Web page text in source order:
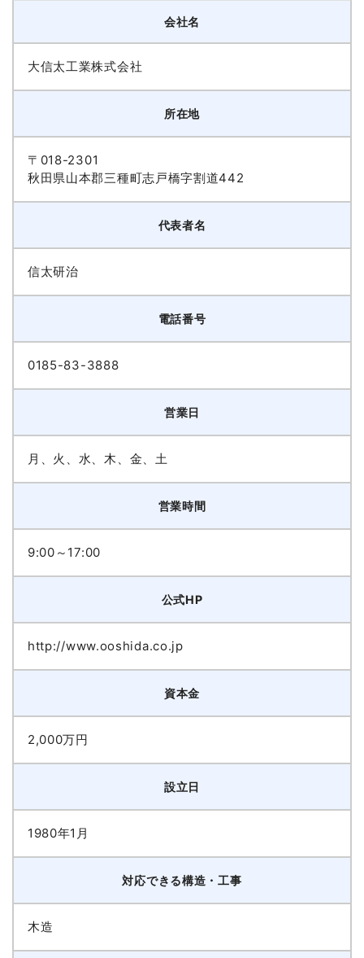
会社名
大信太工業株式会社
所在地
〒018-2301
秋田県山本郡三種町志戸橋字割道442
代表者名
信太研治
電話番号
0185-83-3888
営業日
月、火、水、木、金、土
営業時間
9:00～17:00
公式HP
http://www.ooshida.co.jp
資本金
2,000万円
設立日
1980年1月
対応できる構造・工事
木造